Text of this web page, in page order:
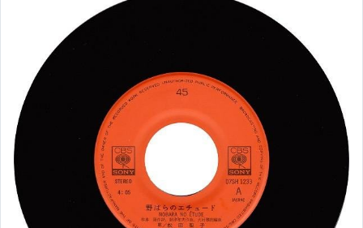
一般家庭用品【預購區】
【煤油燈】
汽車改裝品【預購區】
日本家電商品 【預購區】
【RINNAI PALOMA 爐連烤瓦斯爐】